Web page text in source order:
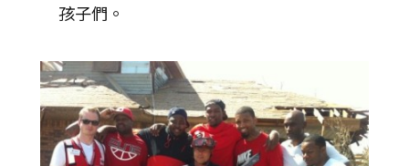
孩子們。